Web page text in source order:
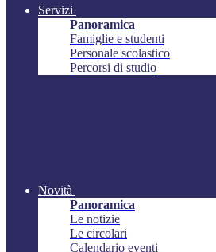
Servizi
Panoramica
Famiglie e studenti
Personale scolastico
Percorsi di studio
Novità
Panoramica
Le notizie
Le circolari
Calendario eventi